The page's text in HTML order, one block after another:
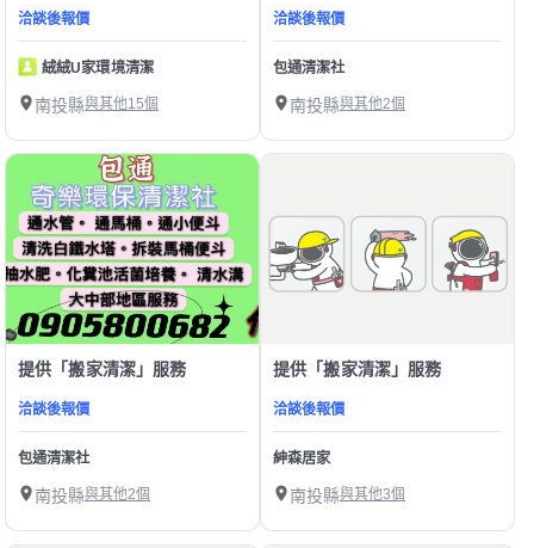
洽談後報價
絨絨U家環境清潔
南投縣與其他15個
洽談後報價
包通清潔社
南投縣與其他2個
提供「搬家清潔」服務
洽談後報價
包通清潔社
南投縣與其他2個
提供「搬家清潔」服務
洽談後報價
紳森居家
南投縣與其他3個